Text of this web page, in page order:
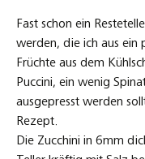
Fast schon ein
werden, die ich aus ein
Früchte aus dem
Puccini, ein wenig
ausgepresst werden
Rezept.
Die Zucchini in 6mm